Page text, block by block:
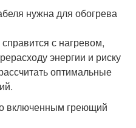
нужна для обогрева
с нагревом,
энергии и риску
оптимальные
включенным греющий